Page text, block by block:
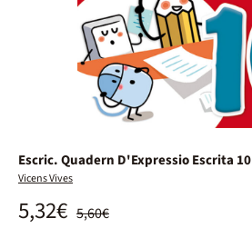
Escric. Quadern D'Expressio Escrita 10
Vicens Vives
5,60€
5,32€